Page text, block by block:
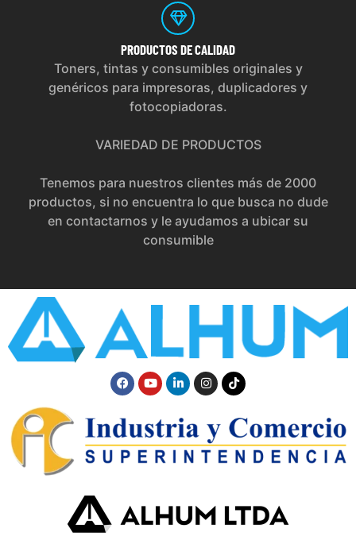
PRODUCTOS DE CALIDAD
Toners, tintas y consumibles originales y
genéricos para impresoras, duplicadores y
fotocopiadoras.
VARIEDAD DE PRODUCTOS
Tenemos para nuestros clientes más de 2000
productos, si no encuentra lo que busca no dude
en contactarnos y le ayudamos a ubicar su
consumible